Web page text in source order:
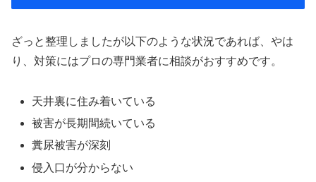
ざっと整理しましたが以下のような状況であれば、やは
り、対策にはプロの専門業者に相談がおすすめです。
天井裏に住み着いている
被害が長期間続いている
糞尿被害が深刻
侵入口が分からない